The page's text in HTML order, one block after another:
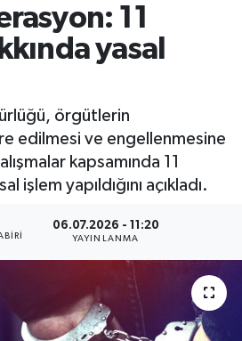
11
yasal
örgütlerin
edilmesi ve engellenmesine
kapsamında 11
işlem yapıldığını açıkladı.
06.07.2026 - 11:20
YAYINLANMA
Haritası
ve Fikstür